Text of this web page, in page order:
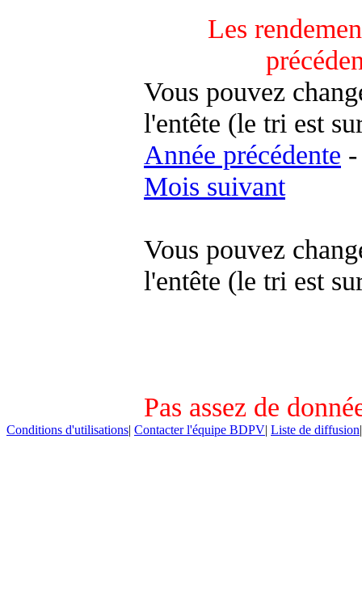
Les
Vous pouvez
l'entête (le tri est
Année précédente -
Mois suivant
Vous pouvez
l'entête (le tri est
Pas assez de
Conditions d'utilisations| Contacter l'équipe BDPV| Liste de diffusion